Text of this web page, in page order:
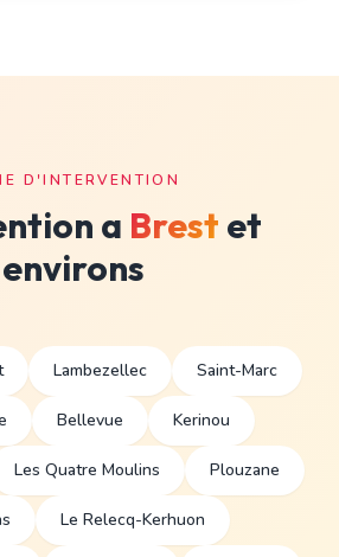
D'INTERVENTION
a Brest et
environs
Lambezellec Saint-Marc
Bellevue Kerinou
Les Quatre Moulins Plouzane
Le Relecq-Kerhuon